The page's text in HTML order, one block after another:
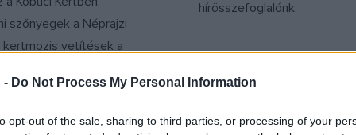
- Do Not Process My Personal Information
opt-out of the sale, sharing to third parties, or processing of your
szőnyegek a Néprajzi
kertmozis vetítések a
a Svábhegyi
parkjában – további
hírösszefoglalónk.